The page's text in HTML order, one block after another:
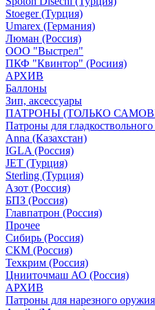
Stoeger (Турция)
Umarex (Германия)
Люман (Россия)
ООО "Выстрел"
ПКФ "Квинтор" (Росиия)
АРХИВ
Баллоны
Зип, аксессуары
ПАТРОНЫ (ТОЛЬКО
Патроны для
Anna (Казахстан)
IGLA (Россия)
JET (Турция)
Sterling (Турция)
Азот (Россия)
БПЗ (Россия)
Главпатрон (Россия)
Прочее
Сибирь (Россия)
СКМ (Россия)
Техкрим (Россия)
Цнииточмаш АО (Россия)
АРХИВ
Патроны для нарезного